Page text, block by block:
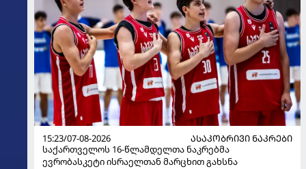
15:23/07-08-2026
ᲐᲡᲐᲙᲝᲑᲠᲘᲕᲘ ᲜᲐᲙᲠᲔᲑᲘ
საქართველოს 16-წლამდელთა ნაკრებმა
ევრობასკეტი ისრაელთან მარცხით გახსნა